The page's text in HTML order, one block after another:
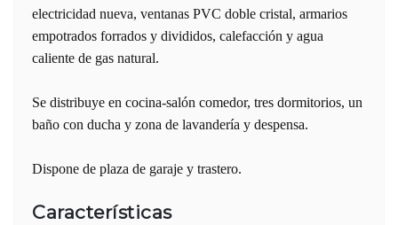
electricidad nueva, ventanas PVC doble cristal, armarios
empotrados forrados y divididos, calefacción y agua
caliente de gas natural.
Se distribuye en cocina-salón comedor, tres dormitorios, un
baño con ducha y zona de lavandería y despensa.
Dispone de plaza de garaje y trastero.
Características